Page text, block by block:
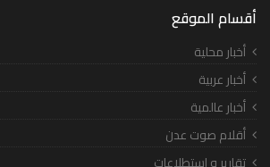
أقسام الموقع
أخبار محلية
أخبار عربية
أخبار عالمية
أقلام صوت عدن